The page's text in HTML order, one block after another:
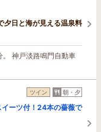
夕日と海が見える温泉料
神戸淡路鳴門自動車
ツイン 朝・夕
イーツ付！24本の薔薇で